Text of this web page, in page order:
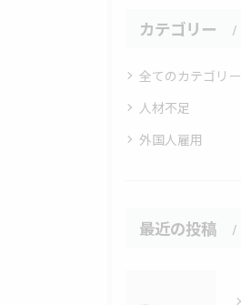
カテゴリー
全てのカテゴリー
人材不足
外国人雇用
最近の投稿